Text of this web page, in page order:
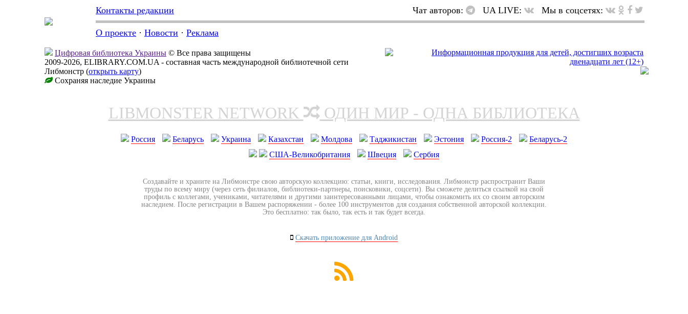
Контакты редакции Чат авторов: UA LIVE: Мы в соцсетях:
О проекте · Новости · Реклама
Цифровая библиотека Украины © Все права защищены
2009-2026, ELIBRARY.COM.UA - составная часть международной библиотечной сети
Либмонстр (открыть карту)
Сохраняя наследие Украины
LIBMONSTER NETWORK ОДИН МИР - ОДНА БИБЛИОТЕКА
Россия Беларусь Украина Казахстан Молдова Таджикистан Эстония Россия-2
Беларусь-2
США-Великобритания
Швеция Сербия
Создавайте и храните на Либмонстре свою авторскую коллекцию: статьи, книги, исследования. Либмонстр распространит Ваши
труды по всему миру (через сеть филиалов, библиотеки-партнеры, поисковики, соцсети). Вы сможете делиться ссылкой на свой
профиль с коллегами, учениками, читателями и другими заинтересованными лицами, чтобы ознакомить их со своим авторским
наследием. После регистрации в Вашем распоряжении - более 100 инструментов для создания собственной авторской коллекции.
Это бесплатно: так было, так есть и так будет всегда.
Скачать приложение для Android